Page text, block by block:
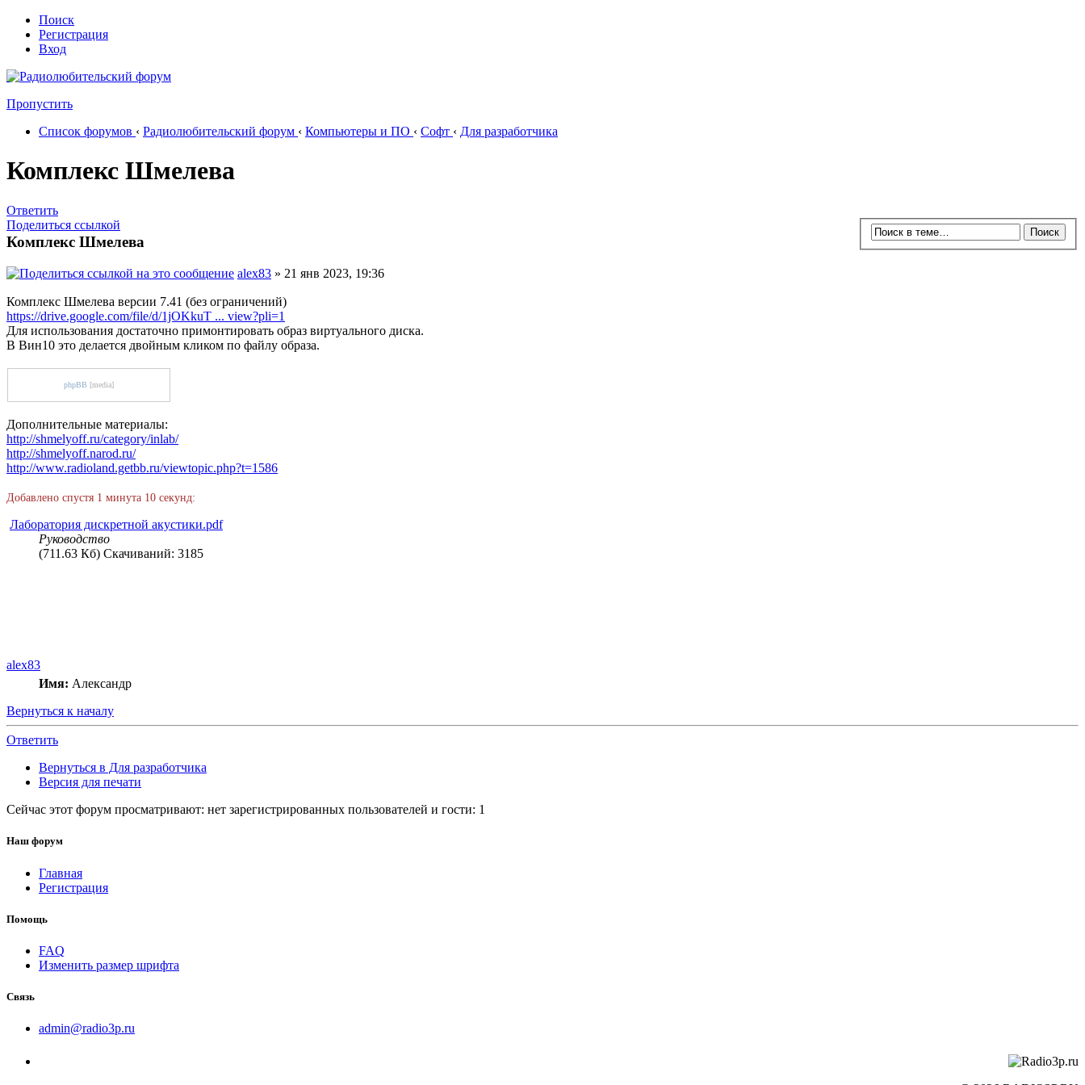
Поиск
Регистрация
Вход
Пропустить
Список форумов ‹ Радиолюбительский форум ‹ Компьютеры и ПО ‹ Софт ‹ Для разработчика
Комплекс Шмелева
Ответить
Поделиться ссылкой
Комплекс Шмелева
alex83 » 21 янв 2023, 19:36
Комплекс Шмелева версии 7.41 (без ограничений)
https://drive.google.com/file/d/1jOKkuT ... view?pli=1
Для использования достаточно примонтировать образ виртуального диска.
В Вин10 это делается двойным кликом по файлу образа.
phpBB [media]
Дополнительные материалы:
http://shmelyoff.ru/category/inlab/
http://shmelyoff.narod.ru/
http://www.radioland.getbb.ru/viewtopic.php?t=1586
Добавлено спустя 1 минута 10 секунд:
Лаборатория дискретной акустики.pdf
Руководство
(711.63 Кб) Скачиваний: 3185
alex83
Имя: Александр
Вернуться к началу
Ответить
Вернуться в Для разработчика
Версия для печати
Сейчас этот форум просматривают: нет зарегистрированных пользователей и гости: 1
Наш форум
Главная
Регистрация
Помощь
FAQ
Изменить размер шрифта
Связь
admin@radio3p.ru